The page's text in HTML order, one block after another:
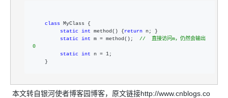
class MyClass {
static
int method() {return n; }
static
int m = method(); //
  直接访问m，仍然会输出
0
static
int n = 1;
    }
本文转自银河使者博客园博客，原文链接http://www.cnblogs.co